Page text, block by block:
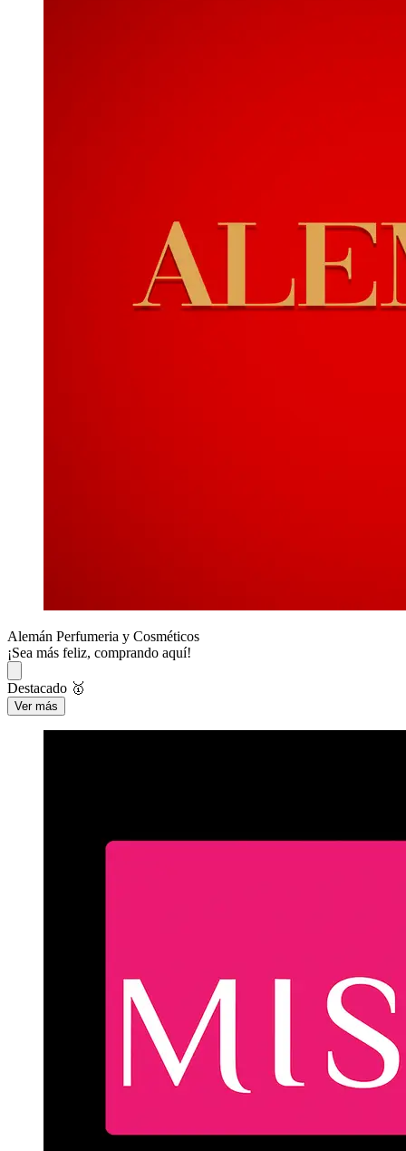
Alemán Perfumeria y Cosméticos
¡Sea más feliz, comprando aquí!
Destacado 🥇
Ver más